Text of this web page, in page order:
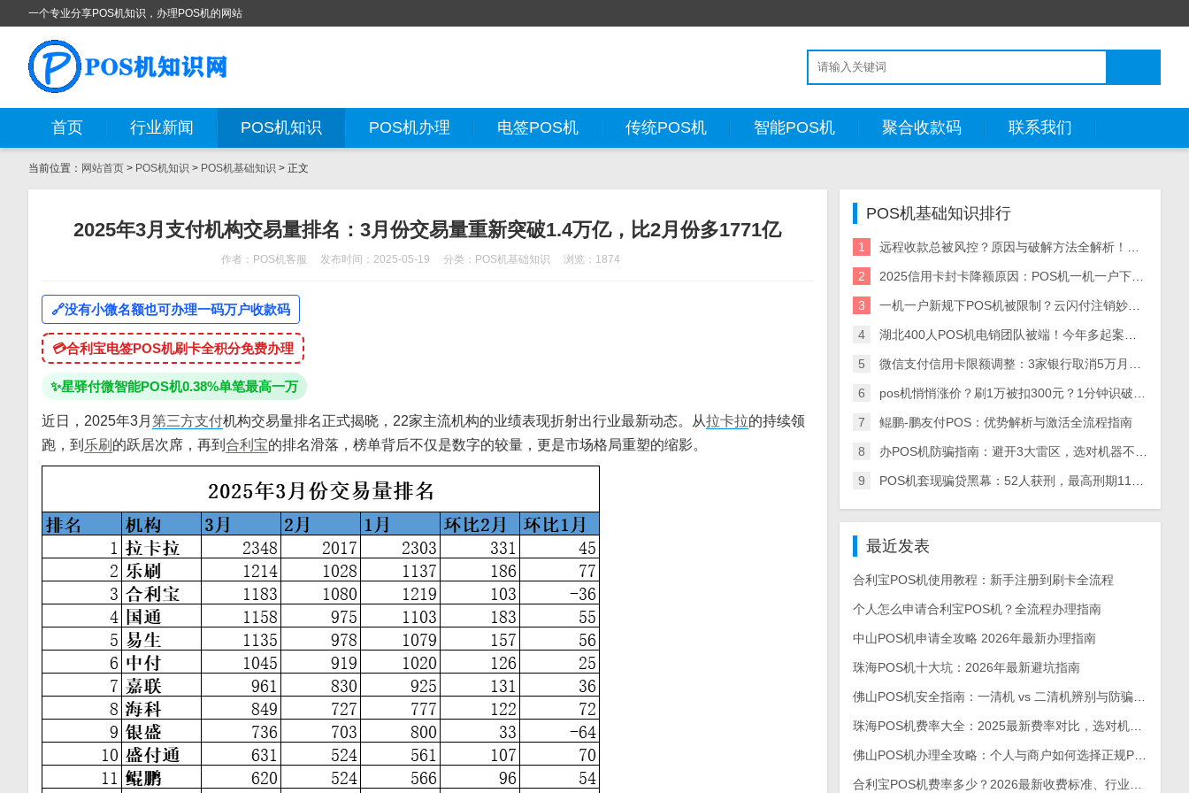
一个专业分享POS机知识，办理POS机的网站
首页 行业新闻 POS机知识 POS机办理 电签POS机 传统POS机 智能POS机 聚合收款码 联系我们
当前位置： 网站首页 > POS机知识 > POS机基础知识 > 正文
2025年3月支付机构交易量排名：3月份交易量重新突破1.4万亿，比2月份多1771亿
作者：POS机客服 发布时间：2025-05-19 分类： POS机基础知识 浏览：1874
🔗没有小微名额也可办理一码万户收款码
💳合利宝电签POS机刷卡全积分免费办理
✨星驿付微智能POS机0.38%单笔最高一万
近日，2025年3月 第三方支付机构交易量排名正式揭晓，22家主流机构的业绩表现折射出行业最新动态。从拉卡拉的持续领
跑，到 乐刷 的跃居次席，再到 合利宝的排名滑落，榜单背后不仅是数字的较量，更是市场格局重塑的缩影。
POS机基础知识排行
1 远程收款总被风控？原因与破解方法全解析！这两款工具让你告别资金冻结
2 2025信用卡封卡降额原因：POS机一机一户下单一商户交易风险，合规用卡指南
3 一机一户新规下POS机被限制？云闪付注销妙招+多商户收款码替代方案
4 湖北400人POS机电销团队被端！今年多起案件曝光，行业警钟再响
5 微信支付信用卡限额调整：3家银行取消5万月限，大额消费攻略及影响
6 pos机悄悄涨价？刷1万被扣300元？1分钟识破费率陷阱
7 鲲鹏-鹏友付POS：优势解析与激活全流程指南
8 办POS机防骗指南：避开3大雷区，选对机器不踩坑
9 POS机套现骗贷黑幕：52人获刑，最高刑期11年，全链条犯罪细节曝光
最近发表
合利宝POS机使用教程：新手注册到刷卡全流程
个人怎么申请合利宝POS机？全流程办理指南
中山POS机申请全攻略 2026年最新办理指南
珠海POS机十大坑：2026年最新避坑指南
佛山POS机安全指南：一清机 vs 二清机辨别与防骗手册
珠海POS机费率大全：2025最新费率对比，选对机型每月省上千
佛山POS机办理全攻略：个人与商户如何选择正规POS机